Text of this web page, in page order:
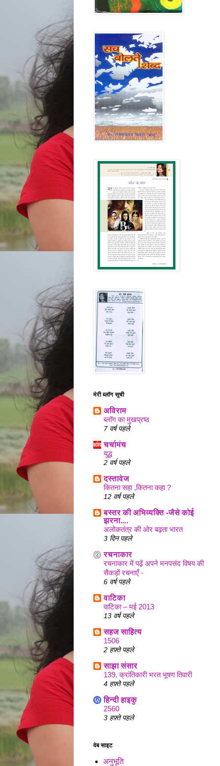
मेरी ब्लॉग सूची
अविराम
ब्लॉग का मुखप्रष्ठ
7 वर्ष पहले
चर्चामंच
युद्ध
2 वर्ष पहले
दस्तावेज
कितना सहा ,कितना कहा ?
12 वर्ष पहले
बस्तर की अभिव्यक्ति -जैसे कोई
झरना....
अलोकतंत्र की ओर बढ़ता भारत
3 दिन पहले
रचनाकार
रचनाकार में पढ़ें अपने मनपसंद विषय की
सैकड़ों रचनाएँ -
6 वर्ष पहले
वाटिका
वाटिका – मई 2013
13 वर्ष पहले
सहज साहित्य
1506
2 हफ़्ते पहले
साझा संसार
139. क्रांतिकारी भरत भूषण तिवारी
4 हफ़्ते पहले
हिन्दी हाइकु
2560
3 हफ़्ते पहले
वेब साइट
अनुभूति